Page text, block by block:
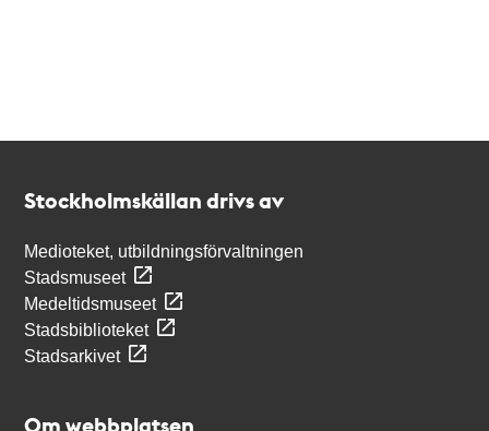
Stockholmskällan drivs av
Medioteket, utbildningsförvaltningen
Stadsmuseet
Medeltidsmuseet
Stadsbiblioteket
Stadsarkivet
Om webbplatsen